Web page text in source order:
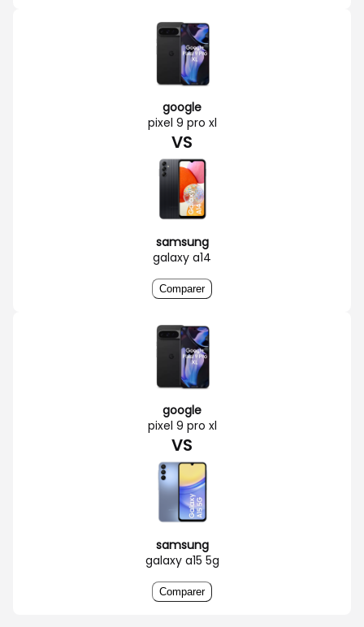
google
pixel 9 pro xl
VS
samsung
galaxy a14
Comparer
google
pixel 9 pro xl
VS
samsung
galaxy a15 5g
Comparer